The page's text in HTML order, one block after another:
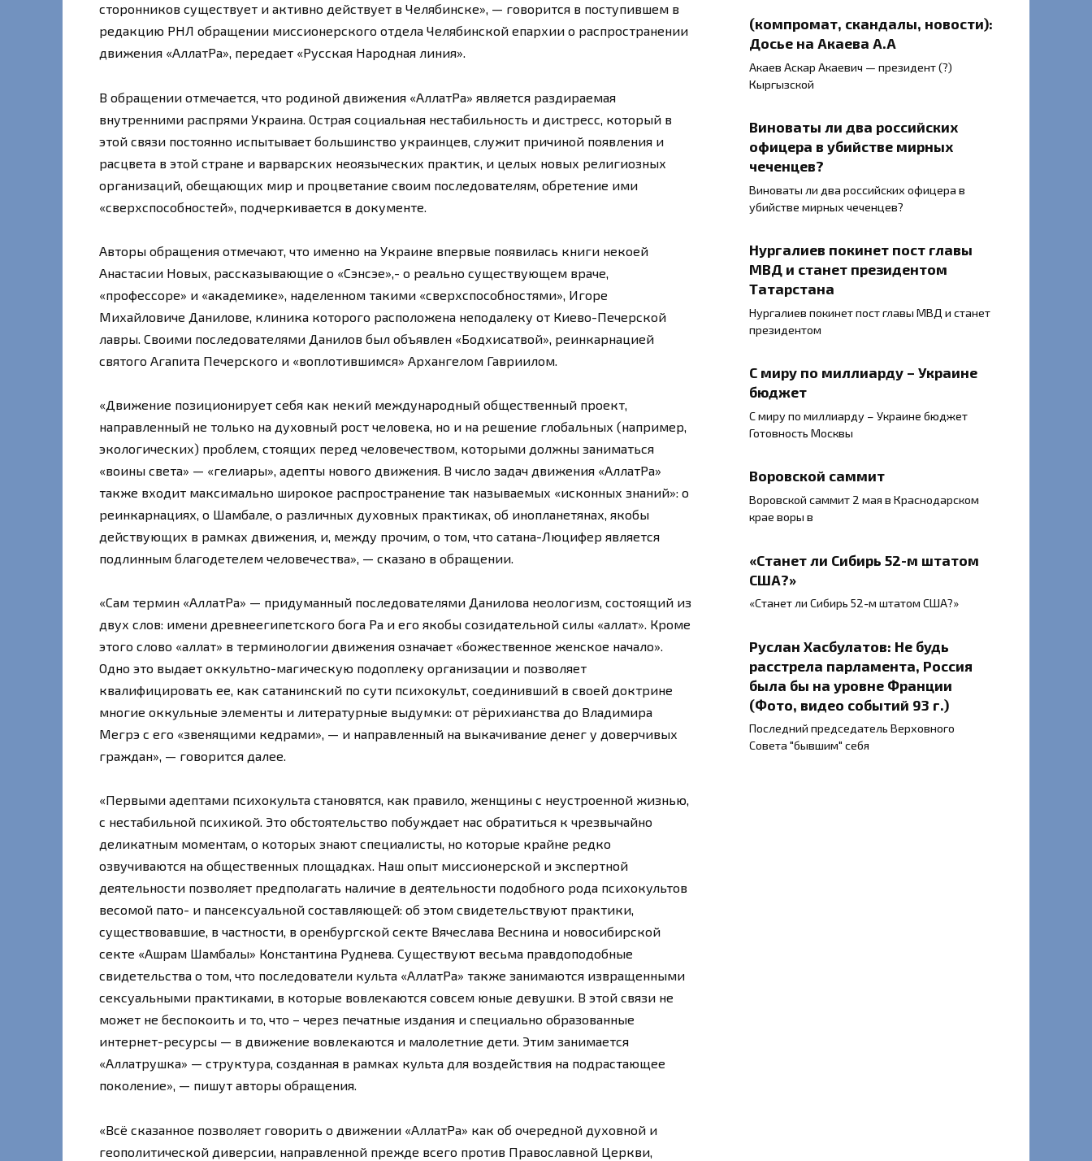
сторонников существует и активно действует в Челябинске», — говорится в поступившем в
редакцию РНЛ обращении миссионерского отдела Челябинской епархии о распространении
движения «АллатРа», передает «Русская Народная линия».
В обращении отмечается, что родиной движения «АллатРа» является раздираемая
внутренними распрями Украина. Острая социальная нестабильность и дистресс, который в
этой связи постоянно испытывает большинство украинцев, служит причиной появления и
расцвета в этой стране и варварских неоязыческих практик, и целых новых религиозных
организаций, обещающих мир и процветание своим последователям, обретение ими
«сверхспособностей», подчеркивается в документе.
Авторы обращения отмечают, что именно на Украине впервые появилась книги некоей
Анастасии Новых, рассказывающие о «Сэнсэе»,- о реально существующем враче,
«профессоре» и «академике», наделенном такими «сверхспособностями», Игоре
Михайловиче Данилове, клиника которого расположена неподалеку от Киево-Печерской
лавры. Своими последователями Данилов был объявлен «Бодхисатвой», реинкарнацией
святого Агапита Печерского и «воплотившимся» Архангелом Гавриилом.
«Движение позиционирует себя как некий международный общественный проект,
направленный не только на духовный рост человека, но и на решение глобальных (например,
экологических) проблем, стоящих перед человечеством, которыми должны заниматься
«воины света» — «гелиары», адепты нового движения. В число задач движения «АллатРа»
также входит максимально широкое распространение так называемых «исконных знаний»: о
реинкарнациях, о Шамбале, о различных духовных практиках, об инопланетянах, якобы
действующих в рамках движения, и, между прочим, о том, что сатана-Люцифер является
подлинным благодетелем человечества», — сказано в обращении.
«Сам термин «АллатРа» — придуманный последователями Данилова неологизм, состоящий из
двух слов: имени древнеегипетского бога Ра и его якобы созидательной силы «аллат». Кроме
этого слово «аллат» в терминологии движения означает «божественное женское начало».
Одно это выдает оккультно-магическую подоплеку организации и позволяет
квалифицировать ее, как сатанинский по сути психокульт, соединивший в своей доктрине
многие оккульные элементы и литературные выдумки: от рёрихианства до Владимира
Мегрэ с его «звенящими кедрами», — и направленный на выкачивание денег у доверчивых
граждан», — говорится далее.
«Первыми адептами психокульта становятся, как правило, женщины с неустроенной жизнью,
с нестабильной психикой. Это обстоятельство побуждает нас обратиться к чрезвычайно
деликатным моментам, о которых знают специалисты, но которые крайне редко
озвучиваются на общественных площадках. Наш опыт миссионерской и экспертной
деятельности позволяет предполагать наличие в деятельности подобного рода психокультов
весомой пато- и пансексуальной составляющей: об этом свидетельствуют практики,
существовавшие, в частности, в оренбургской секте Вячеслава Веснина и новосибирской
секте «Ашрам Шамбалы» Константина Руднева. Существуют весьма правдоподобные
свидетельства о том, что последователи культа «АллатРа» также занимаются извращенными
сексуальными практиками, в которые вовлекаются совсем юные девушки. В этой связи не
может не беспокоить и то, что – через печатные издания и специально образованные
интернет-ресурсы — в движение вовлекаются и малолетние дети. Этим занимается
«Аллатрушка» — структура, созданная в рамках культа для воздействия на подрастающее
поколение», — пишут авторы обращения.
«Всё сказанное позволяет говорить о движении «АллатРа» как об очередной духовной и
геополитической диверсии, направленной прежде всего против Православной Церкви,
(компромат, скандалы, новости):
Досье на Акаева А.А
Акаев Аскар Акаевич — президент (?)
Кыргызской
Виноваты ли два российских
офицера в убийстве мирных
чеченцев?
Виноваты ли два российских офицера в
убийстве мирных чеченцев?
Нургалиев покинет пост главы
МВД и станет президентом
Татарстана
Нургалиев покинет пост главы МВД и станет
президентом
С миру по миллиарду – Украине
бюджет
С миру по миллиарду – Украине бюджет
Готовность Москвы
Воровской саммит
Воровской саммит 2 мая в Краснодарском
крае воры в
«Станет ли Сибирь 52-м штатом
США?»
«Станет ли Сибирь 52-м штатом США?»
Руслан Хасбулатов: Не будь
расстрела парламента, Россия
была бы на уровне Франции
(Фото, видео событий 93 г.)
Последний председатель Верховного
Совета "бывшим" себя